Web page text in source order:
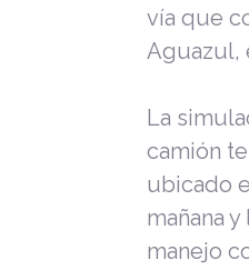
vía que
Aguazul,
La
camión
ubicado
mañana
manejo